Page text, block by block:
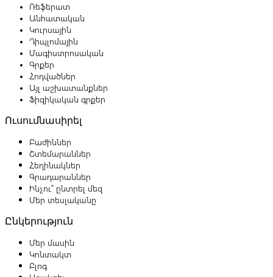
Ռեֆերատ
Անհատական
Կուրսային
Դիպլոմային
Մագիստրոսական
Գրքեր
Հոդվածներ
Այլ աշխատանքներ
Ֆիզիկական գրքեր
Ուսումնասիրել
Բաժիններ
Շտեմարաններ
Հեղինակներ
Գրադարաններ
Ինչու՞ ընտրել մեզ
Մեր տեսլականը
Ընկերություն
Մեր մասին
Կոնտակտ
Բլոգ